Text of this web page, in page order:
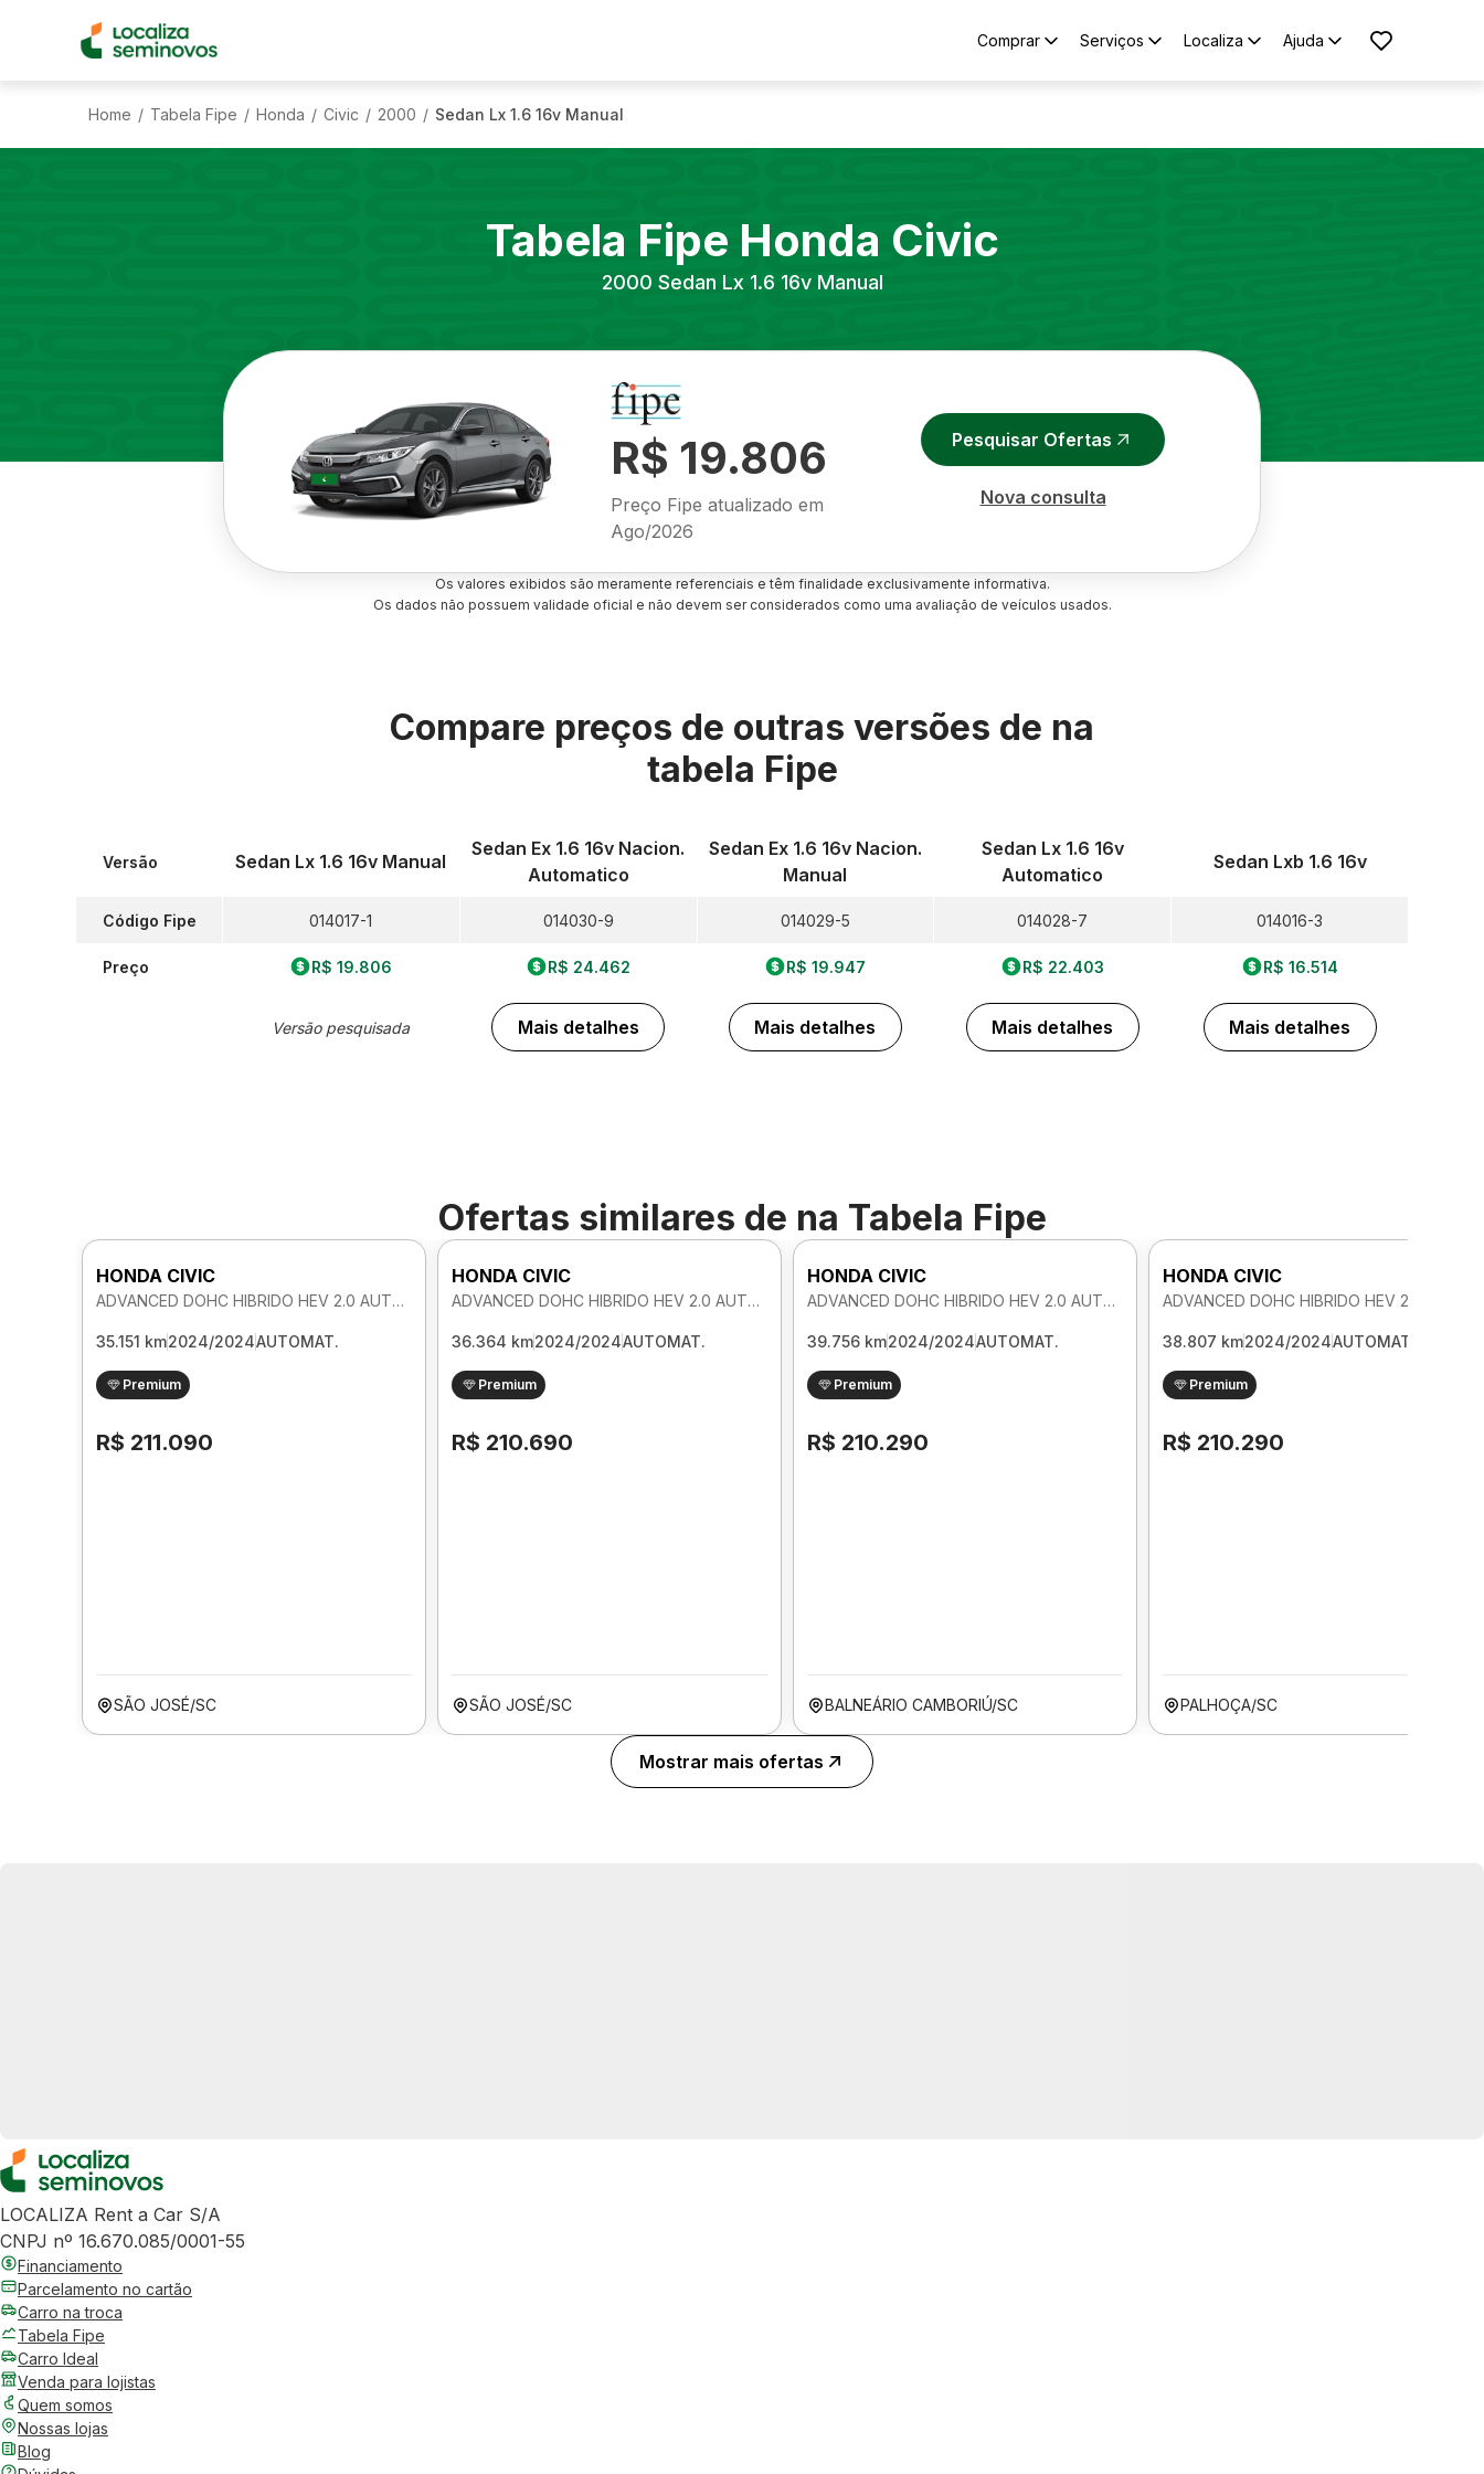
Comprar Serviços Localiza Ajuda
Home / Tabela Fipe / Honda / Civic / 2000 / Sedan Lx 1.6 16v Manual
Tabela Fipe Honda Civic
2000 Sedan Lx 1.6 16v Manual
R$ 19.806
Preço Fipe atualizado em
Ago/2026
Pesquisar Ofertas
Nova consulta
Os valores exibidos são meramente referenciais e têm finalidade exclusivamente informativa.
Os dados não possuem validade oficial e não devem ser considerados como uma avaliação de veículos usados.
Compare preços de outras versões de na
tabela Fipe
Versão
Código Fipe
Preço
Sedan Lx 1.6 16v Manual
014017-1
R$ 19.806
Versão pesquisada
Sedan Ex 1.6 16v Nacion.
Automatico
014030-9
R$ 24.462
Mais detalhes
Sedan Ex 1.6 16v Nacion.
Manual
014029-5
R$ 19.947
Mais detalhes
Sedan Lx 1.6 16v
Automatico
014028-7
R$ 22.403
Mais detalhes
Sedan Lxb 1.6 16v
014016-3
R$ 16.514
Mais detalhes
Ofertas similares de na Tabela Fipe
HONDA CIVIC
ADVANCED DOHC HIBRIDO HEV 2.0 AUTOMATICO
35.151 km2024/2024AUTOMAT.
Premium
R$ 211.090
SÃO JOSÉ/SC
HONDA CIVIC
ADVANCED DOHC HIBRIDO HEV 2.0 AUTOMATICO
36.364 km2024/2024AUTOMAT.
Premium
R$ 210.690
SÃO JOSÉ/SC
HONDA CIVIC
ADVANCED DOHC HIBRIDO HEV 2.0 AUTOMATICO
39.756 km2024/2024AUTOMAT.
Premium
R$ 210.290
BALNEÁRIO CAMBORIÚ/SC
HONDA CIVIC
38.807 km2024/2024AUTOMAT.
Premium
R$ 210.290
PALHOÇA/SC
Mostrar mais ofertas
LOCALIZA Rent a Car S/A
CNPJ nº 16.670.085/0001-55
Financiamento
Parcelamento no cartão
Carro na troca
Tabela Fipe
Carro Ideal
Venda para lojistas
Quem somos
Nossas lojas
Blog